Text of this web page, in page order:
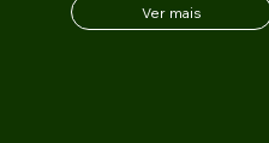
Ver mais